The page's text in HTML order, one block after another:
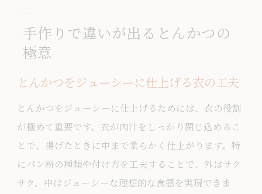
手作りで違いが出るとんかつの
極意
とんかつをジューシーに仕上げる衣の工夫
とんかつをジューシーに仕上げるためには、衣の役割
が極めて重要です。衣が肉汁をしっかり閉じ込めるこ
とで、揚げたときに中まで柔らかく仕上がります。特
にパン粉の種類や付け方を工夫することで、外はサク
サク、中はジューシーな理想的な食感を実現できま